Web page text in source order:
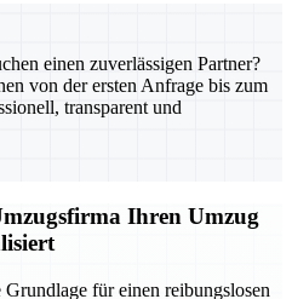
einen zuverlässigen Partner?
von der ersten Anfrage bis zum
transparent und
Ihren Umzug
für einen reibungslosen